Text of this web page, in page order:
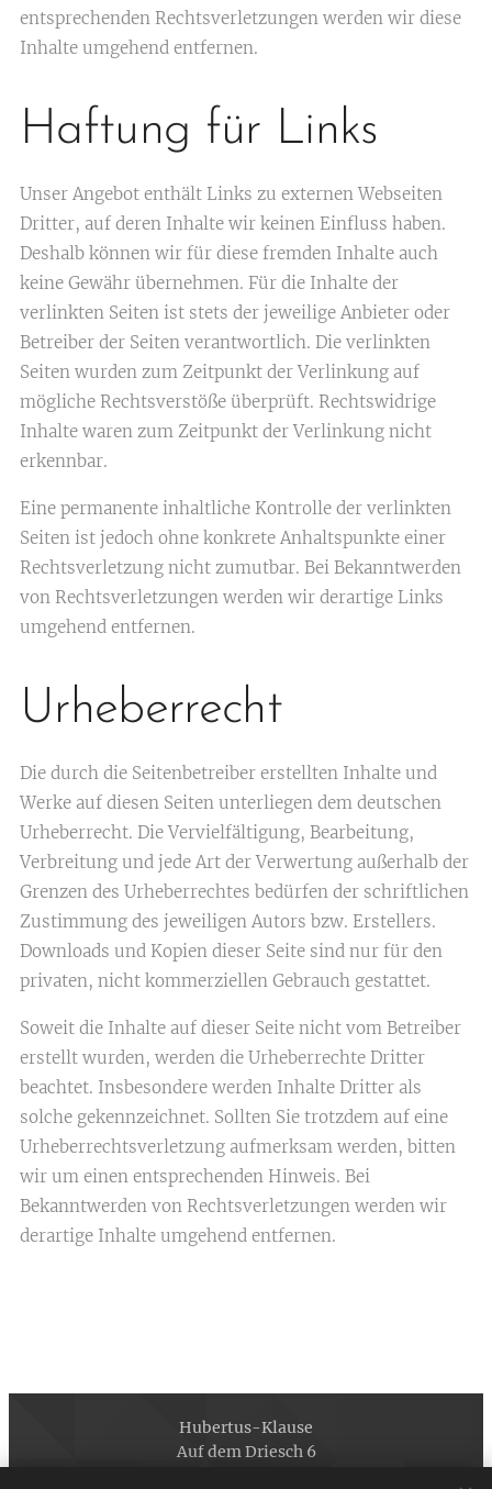
entsprechenden Rechtsverletzungen werden wir diese
Inhalte umgehend entfernen.
Haftung für Links
Unser Angebot enthält Links zu externen Webseiten
Dritter, auf deren Inhalte wir keinen Einfluss haben.
Deshalb können wir für diese fremden Inhalte auch
keine Gewähr übernehmen. Für die Inhalte der
verlinkten Seiten ist stets der jeweilige Anbieter oder
Betreiber der Seiten verantwortlich. Die verlinkten
Seiten wurden zum Zeitpunkt der Verlinkung auf
mögliche Rechtsverstöße überprüft. Rechtswidrige
Inhalte waren zum Zeitpunkt der Verlinkung nicht
erkennbar.
Eine permanente inhaltliche Kontrolle der verlinkten
Seiten ist jedoch ohne konkrete Anhaltspunkte einer
Rechtsverletzung nicht zumutbar. Bei Bekanntwerden
von Rechtsverletzungen werden wir derartige Links
umgehend entfernen.
Urheberrecht
Die durch die Seitenbetreiber erstellten Inhalte und
Werke auf diesen Seiten unterliegen dem deutschen
Urheberrecht. Die Vervielfältigung, Bearbeitung,
Verbreitung und jede Art der Verwertung außerhalb der
Grenzen des Urheberrechtes bedürfen der schriftlichen
Zustimmung des jeweiligen Autors bzw. Erstellers.
Downloads und Kopien dieser Seite sind nur für den
privaten, nicht kommerziellen Gebrauch gestattet.
Soweit die Inhalte auf dieser Seite nicht vom Betreiber
erstellt wurden, werden die Urheberrechte Dritter
beachtet. Insbesondere werden Inhalte Dritter als
solche gekennzeichnet. Sollten Sie trotzdem auf eine
Urheberrechtsverletzung aufmerksam werden, bitten
wir um einen entsprechenden Hinweis. Bei
Bekanntwerden von Rechtsverletzungen werden wir
derartige Inhalte umgehend entfernen.
Hubertus-Klause
Auf dem Driesch 6